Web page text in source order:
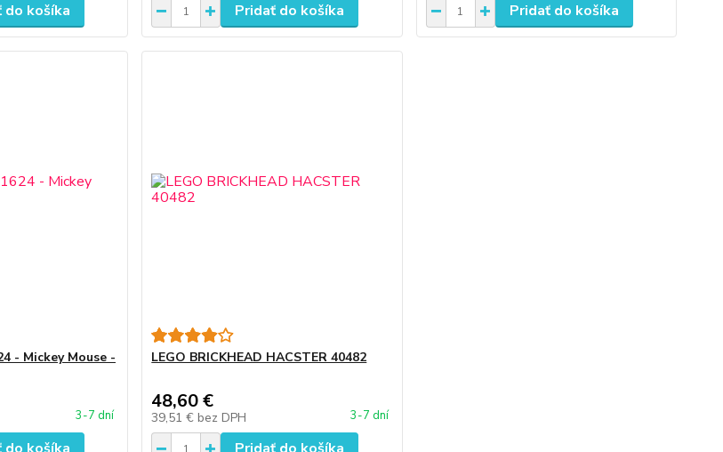
do košíka Pridať do košíka Pridať do košíka
- Mickey Mouse -
3-7 dní
LEGO BRICKHEAD HACSTER 40482
48,60 €
39,51 € bez DPH 3-7 dní